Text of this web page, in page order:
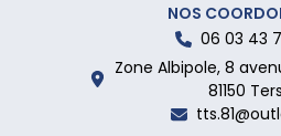
NOS
06 03 43
Zone Albipole, 8
81150